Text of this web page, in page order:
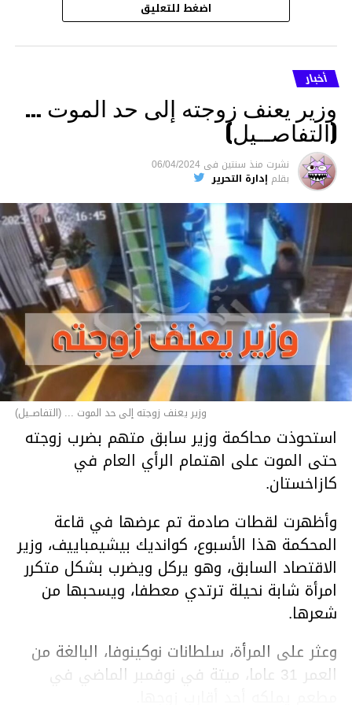
اضغط للتعليق
أخبار
وزير يعنف زوجته إلى حد الموت …
(التفاصــيل)
نشرت منذ سنتين فى 06/04/2024
بقلم إدارة التحرير
وزير يعنف زوجته إلى حد الموت ... (التفاصــيل)
استحوذت محاكمة وزير سابق متهم بضرب زوجته
حتى الموت على اهتمام الرأي العام في
كازاخستان.
وأظهرت لقطات صادمة تم عرضها في قاعة
المحكمة هذا الأسبوع، كوانديك بيشيمباييف، وزير
الاقتصاد السابق، وهو يركل ويضرب بشكل متكرر
امرأة شابة نحيلة ترتدي معطفا، ويسحبها من
شعرها.
وعثر على المرأة، سلطانات نوكينوفا، البالغة من
العمر 31 عاما، ميتة في نوفمبر الماضي في